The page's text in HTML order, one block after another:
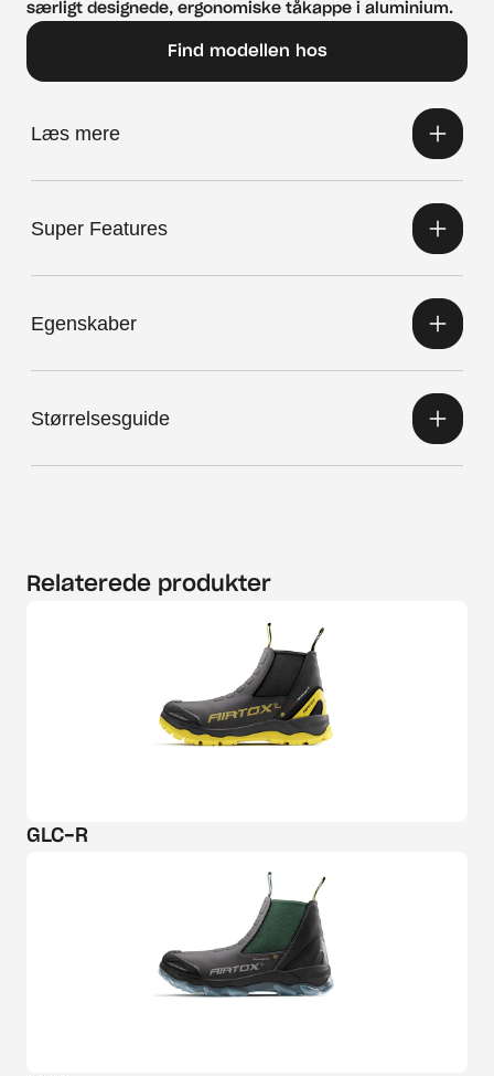
særligt designede, ergonomiske tåkappe i aluminium.
Find modellen hos
Læs mere
Super Features
Egenskaber
Størrelsesguide
Relaterede produkter
GLC-R